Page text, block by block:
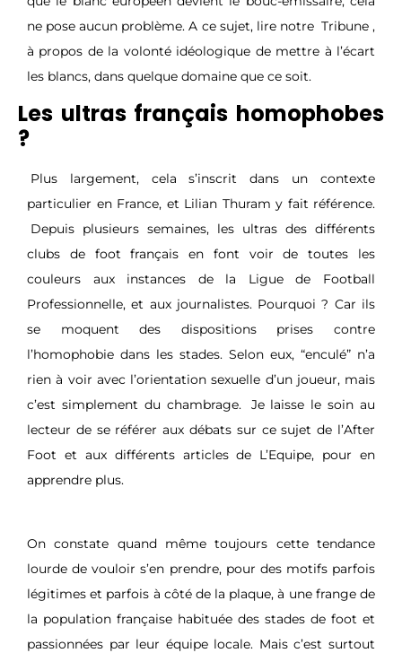
ne pose aucun problème. A ce sujet, lire notre Tribune ,
à propos de la volonté idéologique de mettre à l’écart
les blancs, dans quelque domaine que ce soit.
Les ultras français homophobes
?
Plus largement, cela s’inscrit dans un contexte
particulier en France, et Lilian Thuram y fait référence.
Depuis plusieurs semaines, les ultras des différents
clubs de foot français en font voir de toutes les
couleurs aux instances de la Ligue de Football
Professionnelle, et aux journalistes. Pourquoi ? Car ils
se moquent des dispositions prises contre
l’homophobie dans les stades. Selon eux, “enculé” n’a
rien à voir avec l’orientation sexuelle d’un joueur, mais
c’est simplement du chambrage.
Je laisse le soin au
lecteur de se référer aux débats sur ce sujet de l’After
Foot et aux différents articles de L’Equipe, pour en
apprendre plus.
On constate quand même toujours cette tendance
lourde de vouloir s’en prendre, pour des motifs parfois
légitimes et parfois à côté de la plaque, à une frange de
la population française habituée des stades de foot et
passionnées par leur équipe locale. Mais c’est surtout